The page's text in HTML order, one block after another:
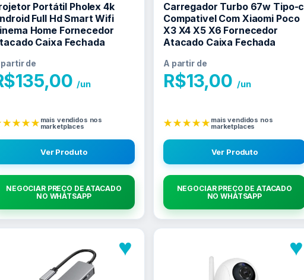
Portátil Pholex 4k
Full Hd Smart Wifi
Home Fornecedor
Caixa Fechada
partir de
135,00 /un
mais vendidos nos
marketplaces
Ver Produto
NEGOCIAR PREÇO DE ATACADO
NO WHATSAPP
Carregador Turbo 67w Tipo-c
Compativel Com Xiaomi Poco
X3 X4 X5 X6 Fornecedor
Atacado Caixa Fechada
A partir de
R$13,00 /un
★★★★★mais vendidos nos
marketplaces
Ver Produto
NEGOCIAR PREÇO DE ATACADO
NO WHATSAPP
♥ ♥